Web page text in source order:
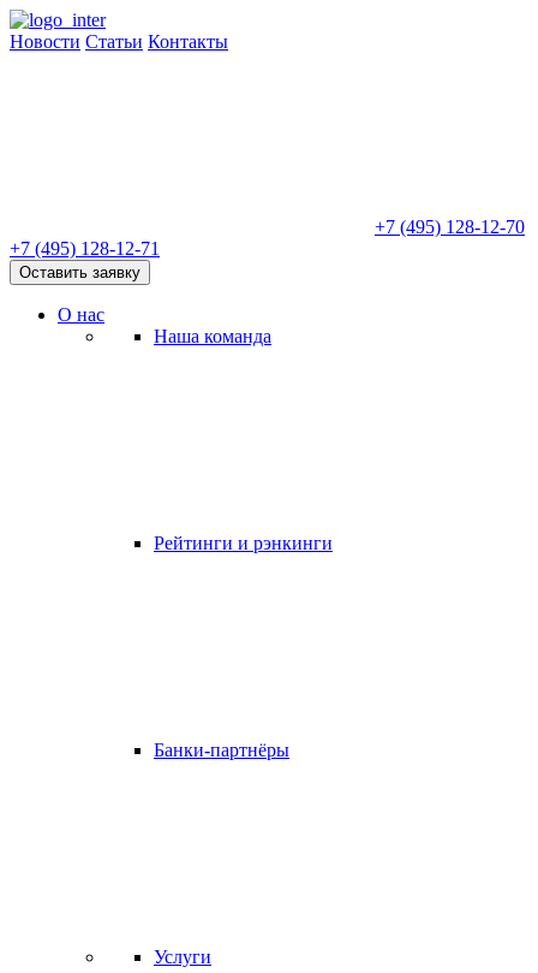
Новости Статьи Контакты
+7 (495) 128-12-70
+7 (495) 128-12-71
Оставить заявку
О нас
Наша команда
Рейтинги и рэнкинги
Банки-партнёры
Услуги